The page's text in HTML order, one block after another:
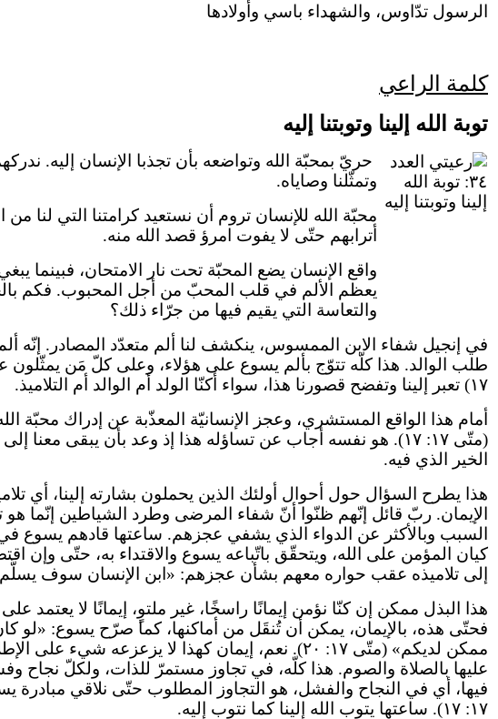
الرسول تدّاوس، والشهداء باسي وأولادها
كلمة الراعي
توبة الله إلينا وتوبتنا إليه
حريّ بمحبّة الله وتواضعه بأن تجذبا الإنسان إليه.
وتمثّلنا وصاياه.
محبّة الله للإنسان تروم أن نستعيد كرامتنا التي لنا
أترابهم حتّى لا يفوت امرؤ قصد الله منه.
واقع الإنسان يضع المحبّة تحت نار الامتحان، فبينما
يعظم الألم في قلب المحبّ من أجل المحبوب. فكم
والتعاسة التي يقيم فيها من جرّاء ذلك؟
في إنجيل شفاء الابن الممسوس، ينكشف لنا ألم متعدّد المصادر. إنّه ألم
١٧) تعبر إلينا وتفضح قصورنا هذا، سواء أكنّا الولد أم الوالد أم التلاميذ.
أمام هذا الواقع المستشري، وعجز الإنسانيّة المعذّبة عن إدراك
الخير الذي فيه.
هذا يطرح السؤال حول أحوال أولئك الذين يحملون بشارته إلينا، أي
الإيمان. ربّ قائل إنّهم ظنّوا أنّ شفاء المرضى وطرد الشياطين إنّما
كيان المؤمن على الله، ويتحقّق باتّباعه يسوع والاقتداء به، حتّى وإن
إلى تلاميذه عقب حواره معهم بشأن عجزهم: «ابن الإنسان سوف يسلَّم إلى
هذا البذل ممكن إن كنّا نؤمن إيمانًا راسخًا، غير ملتوٍ، إيمانًا لا
فحتّى هذه، بالإيمان، يمكن أن تُنقَل من أماكنها، كما صرّح يسوع: «لو
ممكن لديكم» (متّى ١٧: ٢٠). نعم، إيمان كهذا لا
عليها بالصلاة والصوم. هذا كلّه، في تجاوز مستمرّ للذات، ولكلّ نجاح
فيها، أي في النجاح والفشل، هو التجاوز المطلوب حتّى نلاقي
١٧: ١٧). ساعتها يتوب الله إلينا كما نتوب إليه.